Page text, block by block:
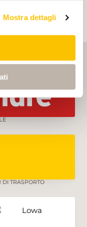
Mostra dettagli
DI TRASPORTO